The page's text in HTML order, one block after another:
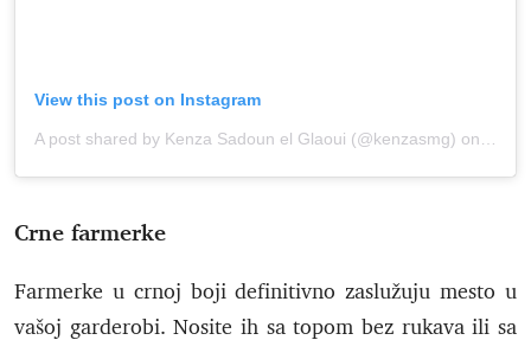
View this post on Instagram
A post shared by Kenza Sadoun el Glaoui (@kenzasmg) onJul 10, 2020 at 11:22pm PDT
Crne farmerke
Farmerke u crnoj boji definitivno zaslužuju mesto u
vašoj garderobi. Nosite ih sa topom bez rukava ili sa